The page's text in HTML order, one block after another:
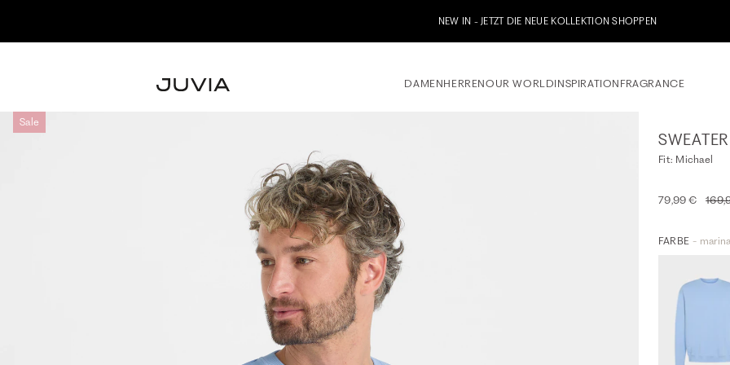
DAMENHERRENOUR WORLDINSPIRATION FRAGRANCE
Sale
SWEATER
Fit: Michael
79,99 €
FARBE -